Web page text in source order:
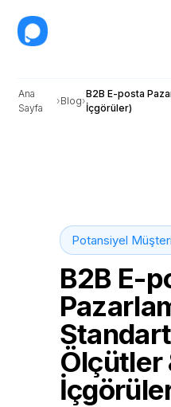
Ana
Sayfa
Blog
B2B E-posta
İçgörüler)
Potansiyel
B2B E-
Ölçütler